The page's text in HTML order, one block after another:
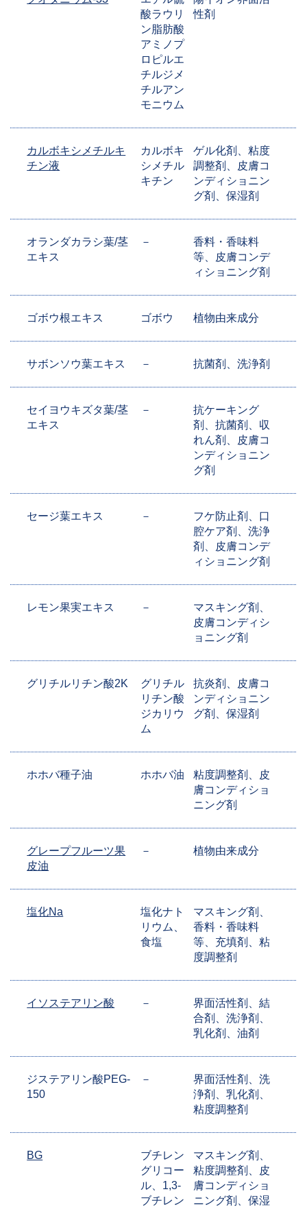
酸ラウリ
ン脂肪酸
アミノプ
ロピルエ
チルジメ
チルアン
モニウム
性剤
カルボキシメチルキ
チン液
カルボキ
シメチル
キチン
ゲル化剤、粘度
調整剤、皮膚コ
ンディショニン
グ剤、保湿剤
オランダカラシ葉/茎
エキス
－
香料・香味料
等、皮膚コンデ
ィショニング剤
ゴボウ根エキス ゴボウ 植物由来成分
サボンソウ葉エキス － 抗菌剤、洗浄剤
セイヨウキズタ葉/茎
エキス
－
抗ケーキング
剤、抗菌剤、収
れん剤、皮膚コ
ンディショニン
グ剤
セージ葉エキス －
フケ防止剤、口
腔ケア剤、洗浄
剤、皮膚コンデ
ィショニング剤
レモン果実エキス －
マスキング剤、
皮膚コンディシ
ョニング剤
グリチルリチン酸2K
グリチル
リチン酸
ジカリウ
ム
抗炎剤、皮膚コ
ンディショニン
グ剤、保湿剤
ホホバ種子油 ホホバ油
粘度調整剤、皮
膚コンディショ
ニング剤
グレープフルーツ果
皮油
－ 植物由来成分
塩化Na
塩化ナト
リウム、
食塩
マスキング剤、
香料・香味料
等、充填剤、粘
度調整剤
イソステアリン酸 －
界面活性剤、結
合剤、洗浄剤、
乳化剤、油剤
ジステアリン酸PEG-
150
－
界面活性剤、洗
浄剤、乳化剤、
粘度調整剤
BG
ブチレン
グリコー
ル、1,3-
ブチレン
マスキング剤、
粘度調整剤、皮
膚コンディショ
ニング剤、保湿